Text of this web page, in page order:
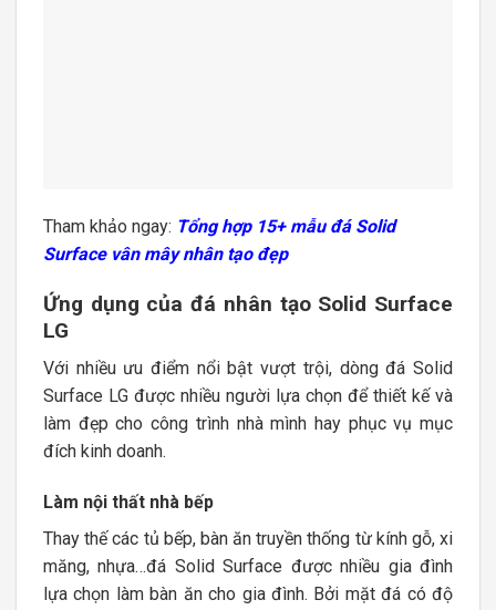
Tham khảo ngay: Tổng hợp 15+ mẫu đá Solid
Surface vân mây nhân tạo đẹp
Ứng dụng của đá nhân tạo Solid Surface
LG
Với nhiều ưu điểm nổi bật vượt trội, dòng đá Solid
Surface LG được nhiều người lựa chọn để thiết kế và
làm đẹp cho công trình nhà mình hay phục vụ mục
đích kinh doanh.
Làm nội thất nhà bếp
Thay thế các tủ bếp, bàn ăn truyền thống từ kính gỗ, xi
măng, nhựa…đá Solid Surface được nhiều gia đình
lựa chọn làm bàn ăn cho gia đình. Bởi mặt đá có độ